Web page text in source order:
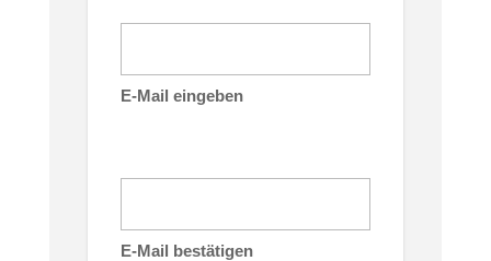
E-Mail eingeben
E-Mail bestätigen